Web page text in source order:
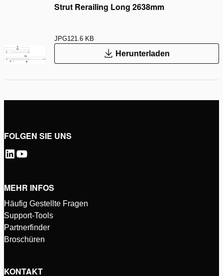
Strut Rerailing Long 2638mm
JPG121.6 KB
Herunterladen
FOLGEN SIE UNS
MEHR INFOS
Häufig Gestellte Fragen
Support-Tools
Partnerfinder
Broschüren
KONTAKT